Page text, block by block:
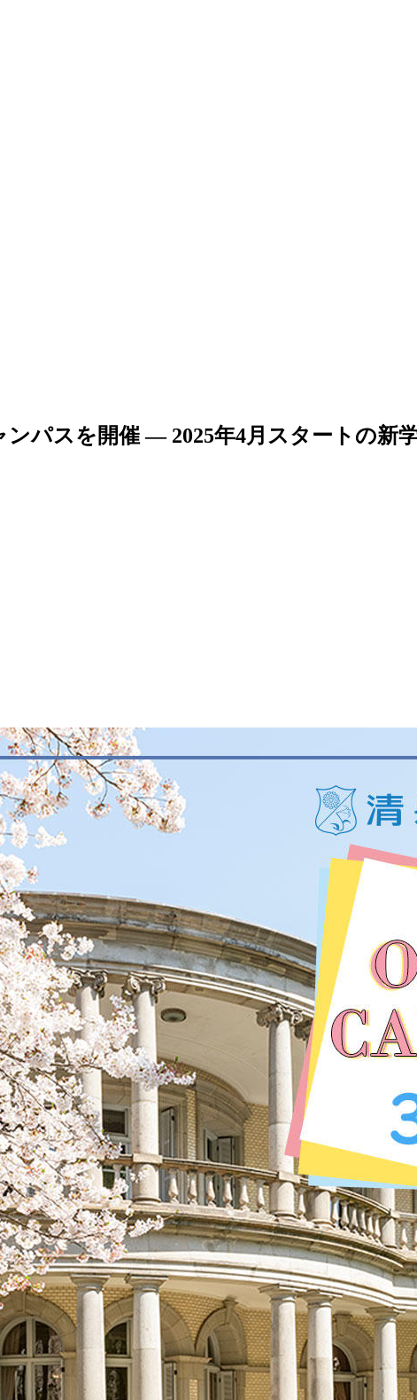
パスを開催 ― 2025年4月スタートの新